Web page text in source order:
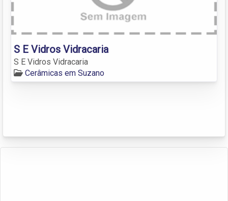
S E Vidros Vidracaria
S E Vidros Vidracaria
Cerâmicas em Suzano